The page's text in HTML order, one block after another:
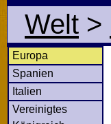
Welt >
Europa
Spanien
Italien
Vereinigtes